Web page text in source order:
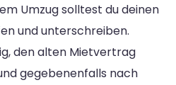
Umzug solltest du deinen
und unterschreiben.
den alten Mietvertrag
gegebenenfalls nach